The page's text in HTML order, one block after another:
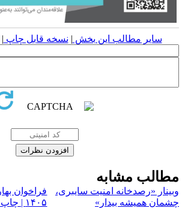
سایر مطالب این بخش | نسخه قابل چاپ|
مشابه
«رصدخانه امنیت سایبری،
همیشه بیدار»
فراخوان
۱۴۰۵ |